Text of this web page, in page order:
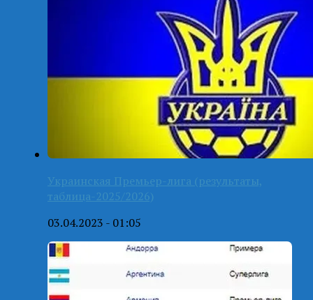
Украинская Премьер-лига (результаты,
таблица-2025/2026)
03.04.2023 - 01:05